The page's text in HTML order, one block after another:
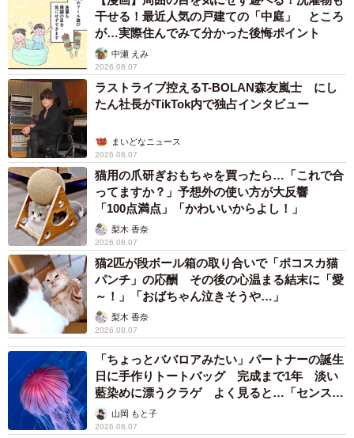
投稿には、500件を超えるお祝いや応援のコメントが寄せら
れました。中には、自身やお子さんが脳性まひ、発達障が
いなどの病気や障がいがある方からの共感や励ましの声も
多く集まっています。
「♡1個じゃ足りない…おめでとうおめでとうおめでとう〜
♡」
「このうれしそうな顔、忘れられないです」
「もう、こんな姿を見せてもらったら泣いちゃいますって
（涙）」
「着実に成長しているんですね。私までもすごくうれしく
なりました」
「寝たきりと言われ、5歳で歩き出し脳性まひサッカーで日
本代表となり、そして今年富士山登頂を目指します！前例
がないなら創る。息子さんの未来に道が拓けますよう
に！」
「うちにも胎盤はく離による重症仮死で脳性まひ、知的障
がいがある息子がいます。初めて歩いた時の誇らしげなニ
コニコ顔が忘れられません」
干せる！最近人気の戸建ての「中庭」 ところ
が…実際住んでみて分かった後悔ポイント
中瀬 えみ
2026.08.07
ラストライブ控えるT-BOLAN森友嵐士 にし
たん社長がTikTok内で独占インタビュー
まいどなニュース
2026.08.07
猫用の爪研ぎおもちゃを買ったら…「これで合
ってますか？」予想外の使い方が大反響
「100点満点」「かわいいからよし！」
梨木 香奈
2026.08.07
猫2匹が段ボール箱の取り合いで「ポコスカ猫
パンチ」の応酬 その後の心温まる結末に「愛
～！」「おばちゃん泣きそうや…」
梨木 香奈
2026.08.07
「ちょっとババロアみたい」パートナーの誕生
日に手作りトートバッグ 完成まで1年 淡い
藍染めに漂うクラゲ よく見ると…「センスす
ごい」山岡 もと子
2026.08.07